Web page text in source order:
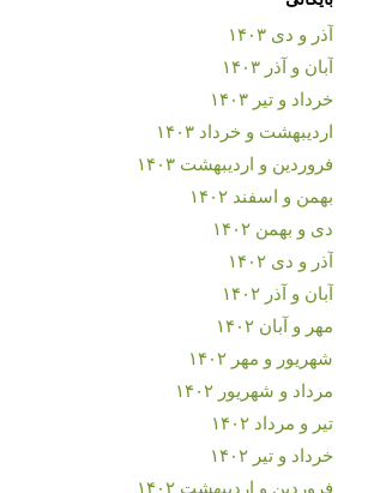
آذر و دی ۱۴۰۳
آبان و آذر ۱۴۰۳
خرداد و تیر ۱۴۰۳
اردیبهشت و خرداد ۱۴۰۳
فروردین و اردیبهشت ۱۴۰۳
بهمن و اسفند ۱۴۰۲
دی و بهمن ۱۴۰۲
آذر و دی ۱۴۰۲
آبان و آذر ۱۴۰۲
مهر و آبان ۱۴۰۲
شهریور و مهر ۱۴۰۲
مرداد و شهریور ۱۴۰۲
تیر و مرداد ۱۴۰۲
خرداد و تیر ۱۴۰۲
فروردین و اردیبهشت ۱۴۰۲